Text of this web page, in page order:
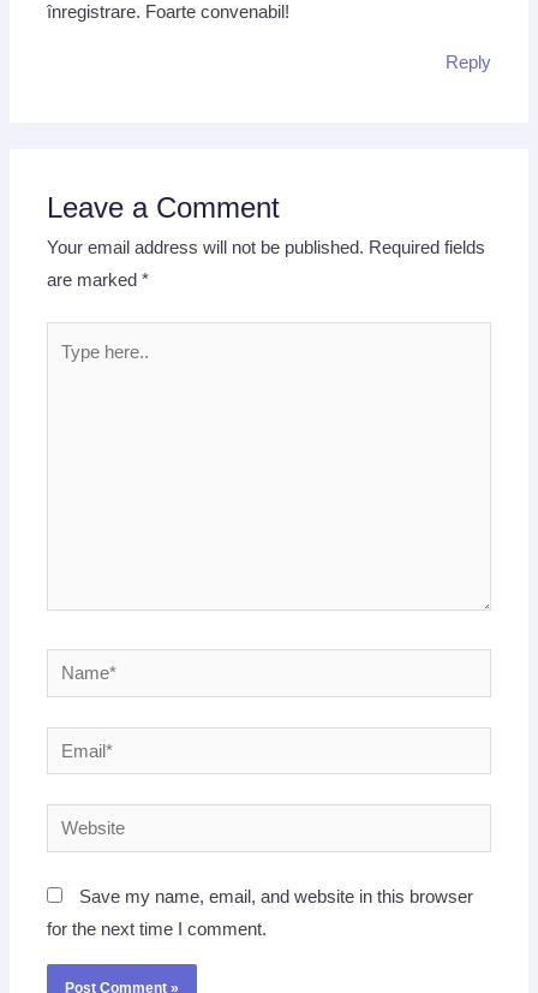
înregistrare. Foarte convenabil!
Reply
Leave a Comment
Your email address will not be published. Required fields
are marked*
Name*
Email*
Website
Save my name, email, and website in this browser
for the next time I comment.